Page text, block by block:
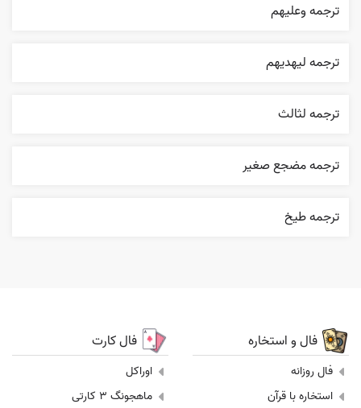
ترجمه وعليهم
ترجمه ليهديهم
ترجمه لثالث
ترجمه مضجع صغير
ترجمه طيخ
فال و استخاره
فال روزانه
استخاره با قرآن
فال کارت
اوراکل
ماهجونگ 3 کارتی